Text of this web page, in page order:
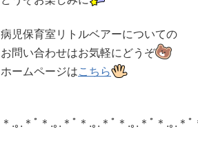
病児保育室リトルベアーについての
お問い合わせはお気軽にどうぞ
ホームページはこちら
＊.｡.＊ﾟ＊.｡.＊ﾟ＊.｡.＊ﾟ＊.｡.＊ﾟ＊.｡.＊